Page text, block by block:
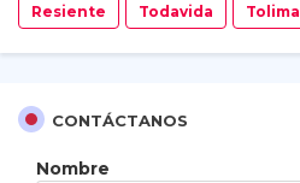
Resiente Todavida Tolima
CONTÁCTANOS
Nombre